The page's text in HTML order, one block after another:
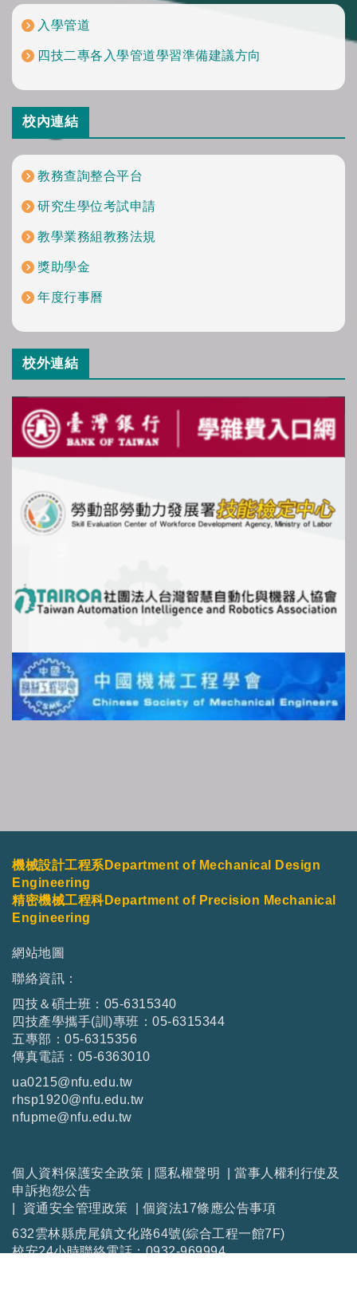
入學管道
四技二專各入學管道學習準備建議方向
校內連結
教務查詢整合平台
研究生學位考試申請
教學業務組教務法規
獎助學金
年度行事曆
校外連結
機械設計工程系Department of Mechanical Design
Engineering
精密機械工程科Department of Precision Mechanical
Engineering
網站地圖
聯絡資訊：
四技＆碩士班：05-6315340
四技產學攜手(訓)專班：05-6315344
五專部：05-6315356
傳真電話：05-6363010
ua0215@nfu.edu.tw
rhsp1920@nfu.edu.tw
nfupme@nfu.edu.tw
個人資料保護安全政策 隱私權聲明
當事人權利行使及
申訴抱怨公告
資通安全管理政策
個資法17條應公告事項
632雲林縣虎尾鎮文化路64號(綜合工程一館7F)
校安24小時聯絡電話：0932-969994